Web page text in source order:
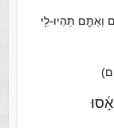
וְאַתֶּ֖ם תִּֽהְיוּ-לִ֥י